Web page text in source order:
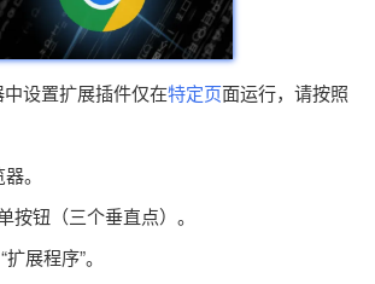
设置扩展插件仅在特定页面运行，请按照
。
按钮（三个垂直点）。
展程序”。